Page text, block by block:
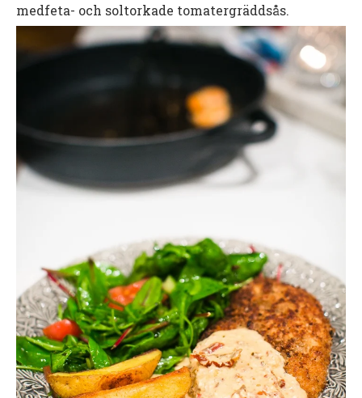
medfeta- och soltorkade tomatergräddsås.